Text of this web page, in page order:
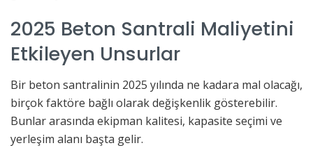
2025 Beton Santrali Maliyetini
Etkileyen Unsurlar
Bir beton santralinin 2025 yılında ne kadara mal olacağı,
birçok faktöre bağlı olarak değişkenlik gösterebilir.
Bunlar arasında ekipman kalitesi, kapasite seçimi ve
yerleşim alanı başta gelir.